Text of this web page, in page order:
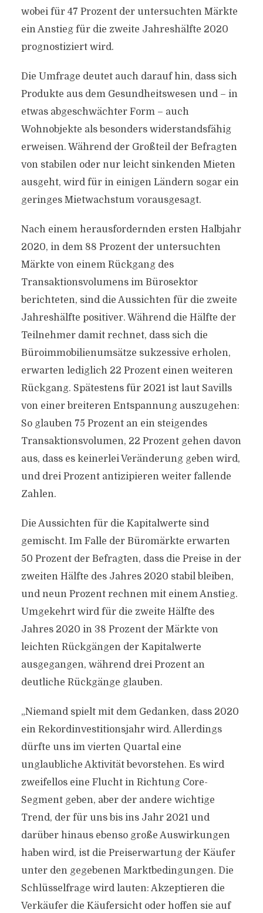
wobei für 47 Prozent der untersuchten Märkte
ein Anstieg für die zweite Jahreshälfte 2020
prognostiziert wird.
Die Umfrage deutet auch darauf hin, dass sich
Produkte aus dem Gesundheitswesen und – in
etwas abgeschwächter Form – auch
Wohnobjekte als besonders widerstandsfähig
erweisen. Während der Großteil der Befragten
von stabilen oder nur leicht sinkenden Mieten
ausgeht, wird für in einigen Ländern sogar ein
geringes Mietwachstum vorausgesagt.
Nach einem herausfordernden ersten Halbjahr
2020, in dem 88 Prozent der untersuchten
Märkte von einem Rückgang des
Transaktionsvolumens im Bürosektor
berichteten, sind die Aussichten für die zweite
Jahreshälfte positiver. Während die Hälfte der
Teilnehmer damit rechnet, dass sich die
Büroimmobilienumsätze sukzessive erholen,
erwarten lediglich 22 Prozent einen weiteren
Rückgang. Spätestens für 2021 ist laut Savills
von einer breiteren Entspannung auszugehen:
So glauben 75 Prozent an ein steigendes
Transaktionsvolumen, 22 Prozent gehen davon
aus, dass es keinerlei Veränderung geben wird,
und drei Prozent antizipieren weiter fallende
Zahlen.
Die Aussichten für die Kapitalwerte sind
gemischt. Im Falle der Büromärkte erwarten
50 Prozent der Befragten, dass die Preise in der
zweiten Hälfte des Jahres 2020 stabil bleiben,
und neun Prozent rechnen mit einem Anstieg.
Umgekehrt wird für die zweite Hälfte des
Jahres 2020 in 38 Prozent der Märkte von
leichten Rückgängen der Kapitalwerte
ausgegangen, während drei Prozent an
deutliche Rückgänge glauben.
„Niemand spielt mit dem Gedanken, dass 2020
ein Rekordinvestitionsjahr wird. Allerdings
dürfte uns im vierten Quartal eine
unglaubliche Aktivität bevorstehen. Es wird
zweifellos eine Flucht in Richtung Core-
Segment geben, aber der andere wichtige
Trend, der für uns bis ins Jahr 2021 und
darüber hinaus ebenso große Auswirkungen
haben wird, ist die Preiserwartung der Käufer
unter den gegebenen Marktbedingungen. Die
Schlüsselfrage wird lauten: Akzeptieren die
Verkäufer die Käufersicht oder hoffen sie auf